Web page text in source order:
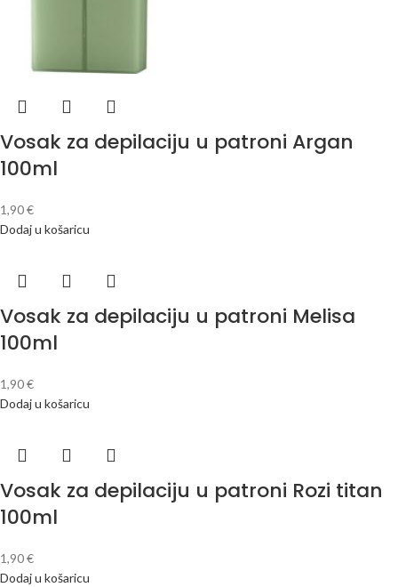
Vosak za depilaciju u patroni Argan
100ml
1,90€
Dodaj u košaricu
Vosak za depilaciju u patroni Melisa
100ml
1,90€
Dodaj u košaricu
Vosak za depilaciju u patroni Rozi titan
100ml
1,90€
Dodaj u košaricu